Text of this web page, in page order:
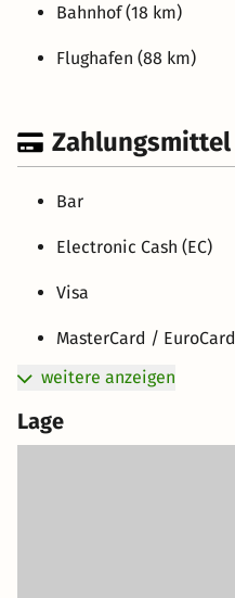
Bahnhof (18 km)
Flughafen (88 km)
Zahlungsmittel
Bar
Electronic Cash (EC)
Visa
MasterCard / EuroCard
weitere anzeigen
Lage